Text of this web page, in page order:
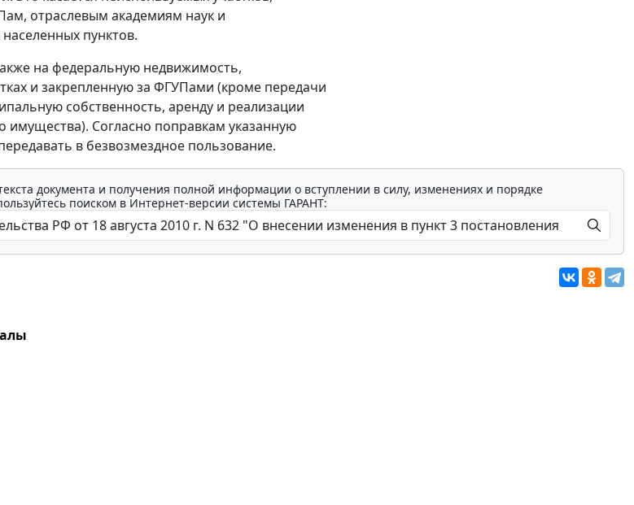
отраслевым академиям наук и
пунктов.
на федеральную недвижимость,
и закрепленную за ФГУПами (кроме передачи
собственность, аренду и реализации
имущества). Согласно поправкам указанную
в безвозмездное пользование.
документа и получения полной информации о вступлении в силу, изменениях и порядке
поиском в Интернет-версии системы ГАРАНТ: